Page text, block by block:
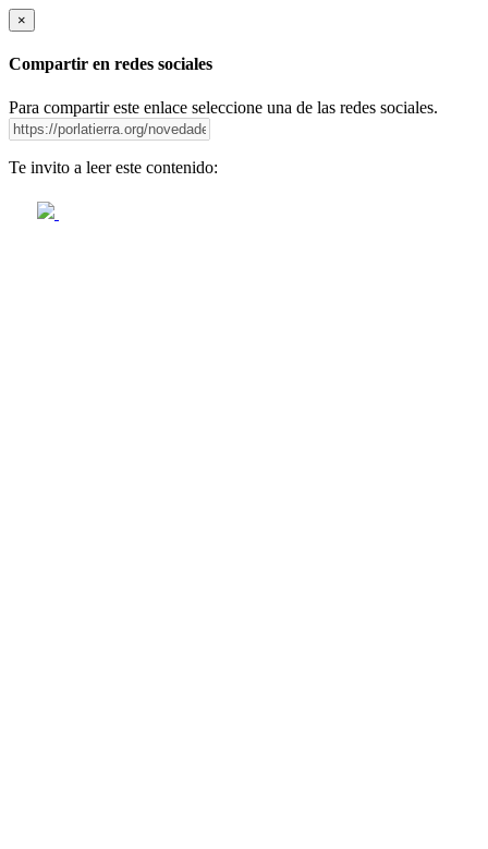
×
Compartir en redes sociales
Para compartir este enlace seleccione una de las redes sociales.
Te invito a leer este contenido: